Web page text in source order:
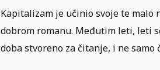
Kapitalizam je učinio svoje te malo
dobrom romanu. Međutim leti, leti
doba stvoreno za čitanje, i ne